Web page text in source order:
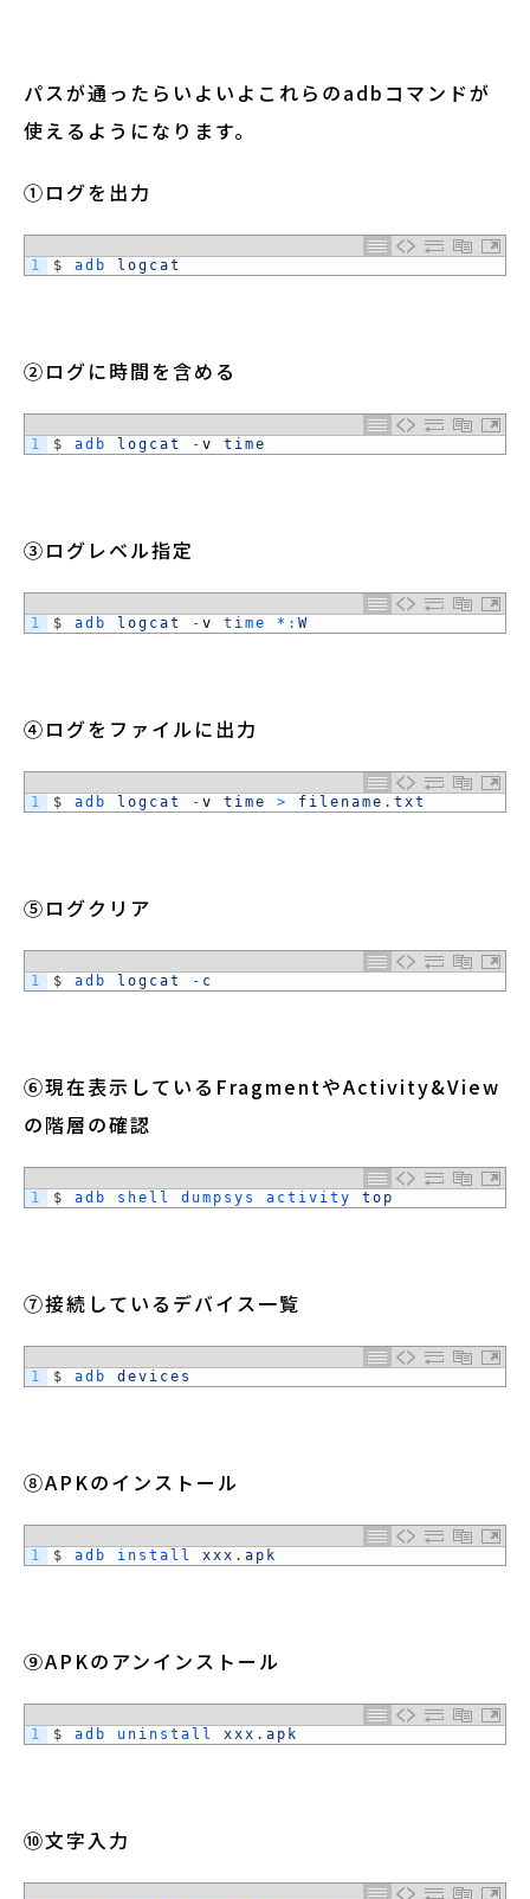
パスが通ったらいよいよこれらのadbコマンドが
使えるようになります。
①ログを出力
1 $ adb logcat
②ログに時間を含める
1 $ adb logcat - v time
③ログレベル指定
1 $ adb logcat - v time * : W
④ログをファイルに出力
1 $ adb logcat - v time > filename . txt
⑤ログクリア
1 $ adb logcat - c
⑥現在表示しているFragmentやActivity&View
の階層の確認
1 $ adb shell dumpsys activity top
⑦接続しているデバイス一覧
1 $ adb devices
⑧APKのインストール
1 $ adb install xxx . apk
⑨APKのアンインストール
1 $ adb uninstall xxx . apk
⑩文字入力